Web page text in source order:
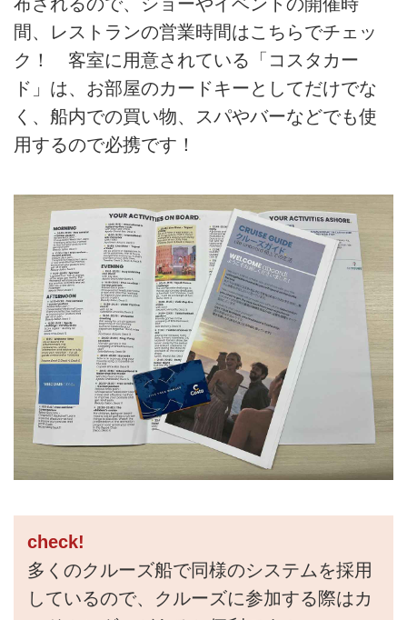
間、レストランの営業時間はこちらでチェッ
ク！ 客室に用意されている「コスタカー
ド」は、お部屋のカードキーとしてだけでな
く、船内での買い物、スパやバーなどでも使
用するので必携です！
check!
多くのクルーズ船で同様のシステムを採用
しているので、クルーズに参加する際はカ